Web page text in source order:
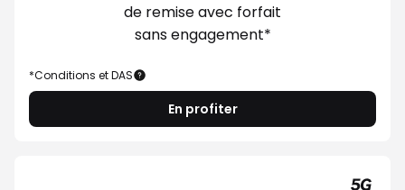
de remise avec forfait
sans engagement*
*Conditions et DAS
En profiter